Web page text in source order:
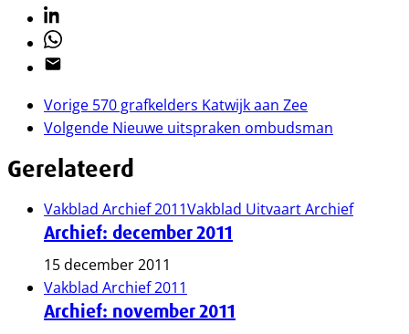
Linkedin
Whatsapp
Email
Vorige 570 grafkelders Katwijk aan Zee
Volgende Nieuwe uitspraken ombudsman
Gerelateerd
Vakblad Archief 2011Vakblad Uitvaart Archief
Archief: december 2011
15 december 2011
Vakblad Archief 2011
Archief: november 2011